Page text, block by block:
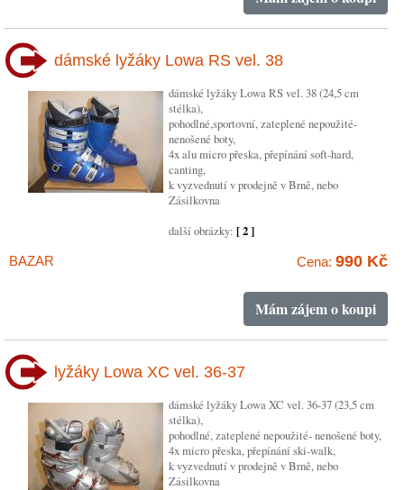
dámské lyžáky Lowa RS vel. 38
dámské lyžáky Lowa RS vel. 38 (24,5 cm
stélka),
pohodlné,sportovní, zateplené nepoužité-
nenošené boty,
4x alu micro přeska, přepínání soft-hard,
canting,
k vyzvednutí v prodejně v Brně, nebo
Zásilkovna
další obrázky: [ 2 ]
BAZAR Cena: 990 Kč
Mám zájem o koupi
lyžáky Lowa XC vel. 36-37
dámské lyžáky Lowa XC vel. 36-37 (23,5 cm
stélka),
pohodlné, zateplené nepoužité- nenošené boty,
4x micro přeska, přepínání ski-walk,
k vyzvednutí v prodejně v Brně, nebo
Zásilkovna